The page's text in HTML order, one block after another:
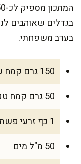
בגדלים שאוהבים
בערב משפחתי.
150 גרם קמח שקדים
50 גרם קמח טפיוקה
1 כף זרעי פשתן טחונים
50 מ"ל מים